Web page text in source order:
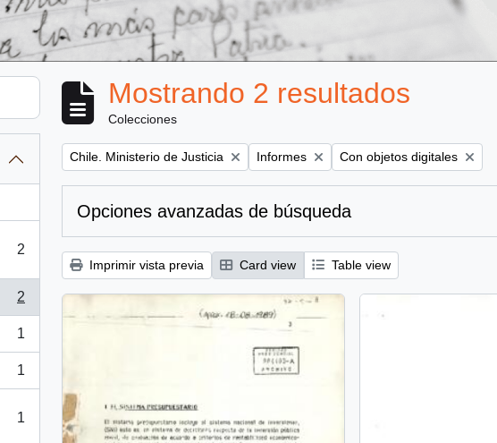
2
2
1
1
1
Mostrando 2 resultados
Colecciones
Remove filter:
Chile. Ministerio de Justicia Remove filter:
Informes Remove filter:
Con objetos digitales
Opciones avanzadas de búsqueda
Imprimir vista previa Card view Table view